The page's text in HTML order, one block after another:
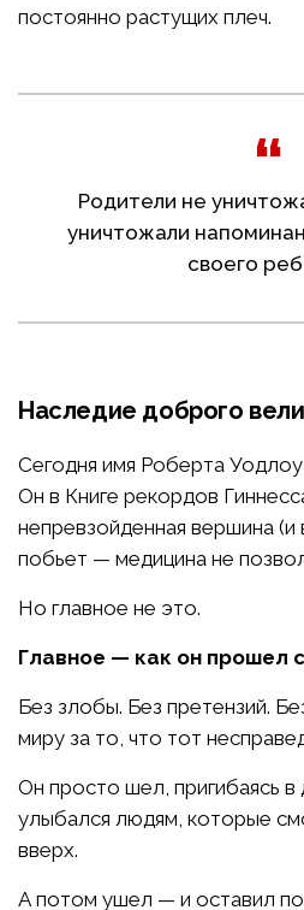
постоянно растущих плеч.
Родители не
уничтожали
своего
Наследие доброго
Сегодня имя Роберта
Он в Книге рекордов
непревзойденная вершина (и
побьет — медицина не
Но главное не это.
Главное — как он прошел
Без злобы. Без претензий.
миру за то, что тот
Он просто шел, пригибаясь
улыбался людям, которые
вверх.
А потом ушел — и оставил